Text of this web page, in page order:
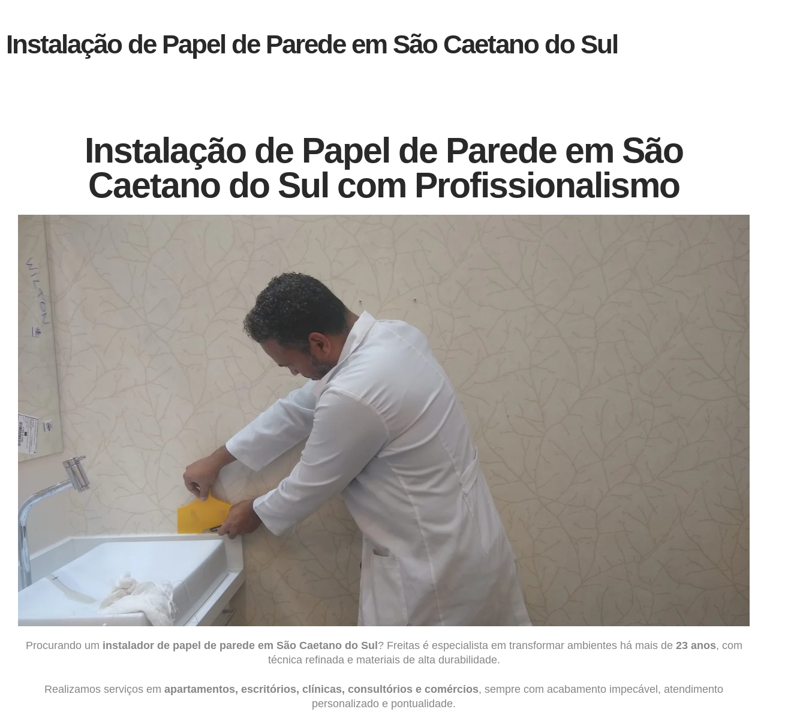
Instalação de Papel de Parede em São Caetano do Sul
Instalação de Papel de Parede em São
Caetano do Sul com Profissionalismo
Procurando um instalador de papel de parede em São Caetano do Sul ? Freitas é especialista em transformar ambientes há mais de 23 anos, com
técnica refinada e materiais de alta durabilidade.
Realizamos serviços em apartamentos, escritórios, clínicas, consultórios e comércios, sempre com acabamento impecável, atendimento
personalizado e pontualidade.